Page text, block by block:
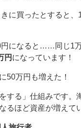
に買ったとすると、
円になると……同じ1
円 になっています！
50万円も増えた！
する」仕組みです。
るほど資産が増えて